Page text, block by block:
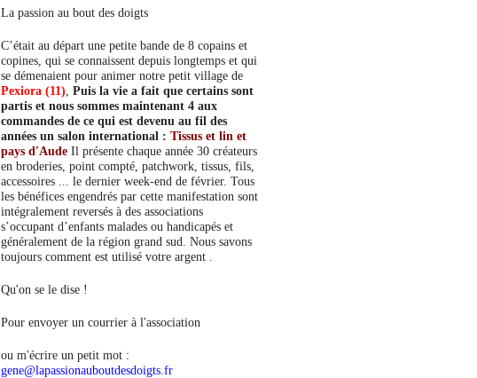
La passion au bout des doigts
C’était au départ une petite bande de 8 copains et
copines, qui se connaissent depuis longtemps et qui
se démenaient pour animer notre petit village de
Pexiora (11) Puis la vie a fait que certains sont
partis et nous sommes maintenant 4 aux
commandes de ce qui est devenu au fil des
années un salon international : Tissus et lin et
pays d'Aude Il présente chaque année 30 créateurs
en broderies, point compté, patchwork, tissus, fils,
accessoires ... le dernier week-end de février. Tous
les bénéfices engendrés par cette manifestation sont
intégralement reversés à des associations
s’occupant d’enfants malades ou handicapés et
généralement de la région grand sud. Nous savons
toujours comment est utilisé votre argent .
Qu'on se le dise !
Pour envoyer un courrier à l'association
ou m'écrire un petit mot :
gene@lapassionauboutdesdoigts.fr